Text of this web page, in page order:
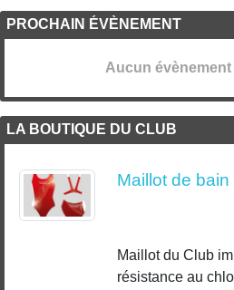
PROCHAIN ÉVÈNEMENT
Aucun évènement
LA BOUTIQUE DU CLUB
Maillot de bain
Maillot du Club
résistance au